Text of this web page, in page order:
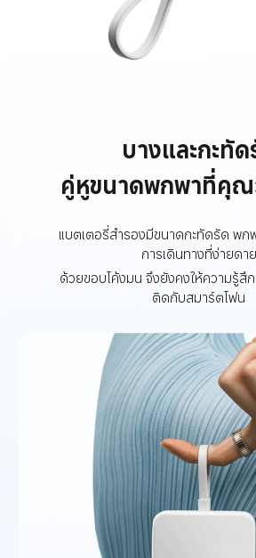
บางและกะทั
คู่หูขนาดพกพาที่คุณ
แบตเตอรี่สำรองมีขนาดกะทัดรัด พก
การเดินทางที่ง่ายดาย
ด้วยขอบโค้งมน จึงยังคงให้ความรู้สึ
ติดกับสมาร์ตโฟน